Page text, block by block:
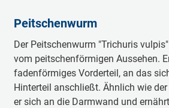
Peitschenwurm
Der Peitschenwurm "Trichuris
vom peitschenförmigen Aussehen.
fadenförmiges Vorderteil, an das
Hinterteil anschließt. Ähnlich wie
er sich an die Darmwand und